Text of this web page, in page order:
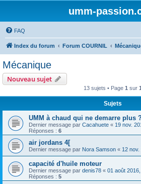
umm-
FAQ
Index du forum Forum COURNIL
Mécanique
Nouveau sujet
13 sujets • Page 1 sur 1
Sujets
UMM à chaud qui ne demarre plus
Dernier message par Cacahuete « 19 nov.
Réponses : 6
air jordans 4[
Dernier message par Nora Samson « 12
capacité d'huile moteur
Dernier message par denis78 « 01 août
Réponses : 5